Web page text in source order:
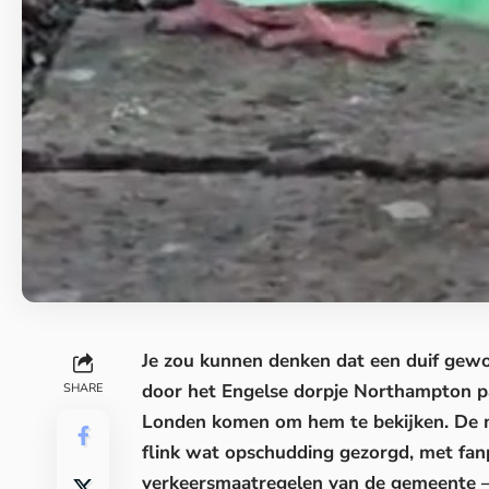
SHARE
Je zou kunnen denken dat een duif
door het Engelse dorpje Northampton
Londen komen om hem te bekijken. De
flink wat opschudding gezorgd, met
verkeersmaatregelen van de